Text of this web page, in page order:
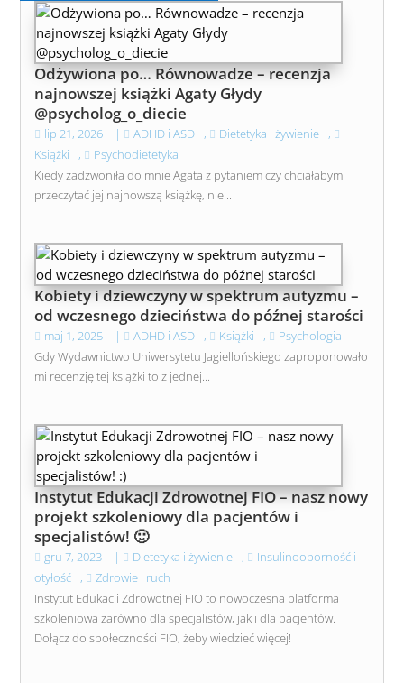
Odżywiona po… Równowadze – recenzja
najnowszej książki Agaty Głydy
@psycholog_o_diecie
lip 21, 2026 | ADHD i ASD , Dietetyka i żywienie
,
Książki
,
Psychodietetyka
Kiedy zadzwoniła do mnie Agata z pytaniem czy chciałabym
przeczytać jej najnowszą książkę, nie...
Kobiety i dziewczyny w spektrum autyzmu –
od wczesnego dzieciństwa do późnej starości
maj 1, 2025 | ADHD i ASD , Książki ,
Psychologia
Gdy Wydawnictwo Uniwersytetu Jagiellońskiego zaproponowało
mi recenzję tej książki to z jednej...
Instytut Edukacji Zdrowotnej FIO – nasz nowy
projekt szkoleniowy dla pacjentów i
specjalistów! 🙂
gru 7, 2023 | Dietetyka i żywienie ,
Insulinooporność i
otyłość
,
Zdrowie i ruch
Instytut Edukacji Zdrowotnej FIO to nowoczesna platforma
szkoleniowa zarówno dla specjalistów, jak i dla pacjentów.
Dołącz do społeczności FIO, żeby wiedzieć więcej!